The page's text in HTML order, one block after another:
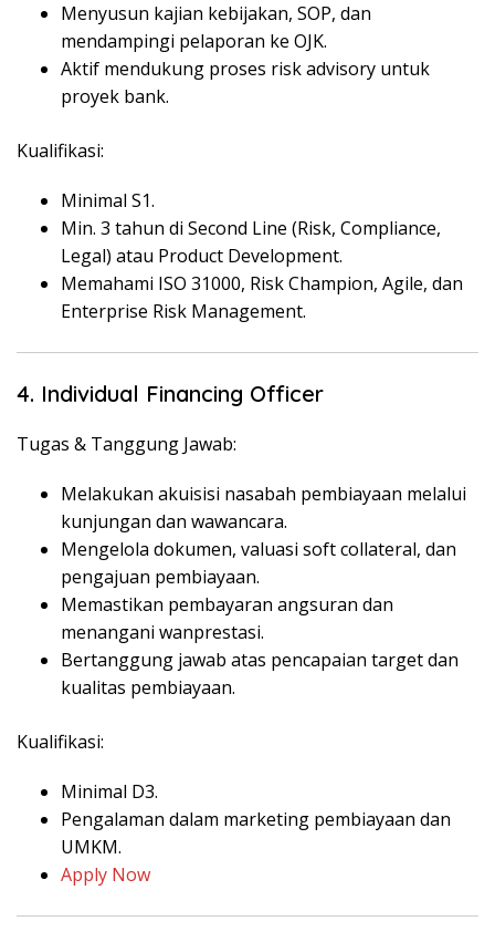
Menyusun kajian kebijakan, SOP, dan
mendampingi pelaporan ke OJK.
Aktif mendukung proses risk advisory untuk
proyek bank.
Kualifikasi:
Minimal S1.
Min. 3 tahun di Second Line (Risk, Compliance,
Legal) atau Product Development.
Memahami ISO 31000, Risk Champion, Agile, dan
Enterprise Risk Management.
4. Individual Financing Officer
Tugas & Tanggung Jawab:
Melakukan akuisisi nasabah pembiayaan melalui
kunjungan dan wawancara.
Mengelola dokumen, valuasi soft collateral, dan
pengajuan pembiayaan.
Memastikan pembayaran angsuran dan
menangani wanprestasi.
Bertanggung jawab atas pencapaian target dan
kualitas pembiayaan.
Kualifikasi:
Minimal D3.
Pengalaman dalam marketing pembiayaan dan
UMKM.
Apply Now